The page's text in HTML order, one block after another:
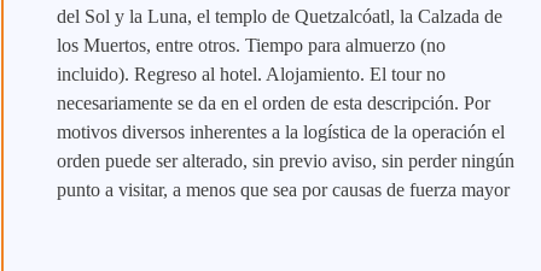
del Sol y la Luna, el templo de Quetzalcóatl, la Calzada de
los Muertos, entre otros. Tiempo para almuerzo (no
incluido). Regreso al hotel. Alojamiento. El tour no
necesariamente se da en el orden de esta descripción. Por
motivos diversos inherentes a la logística de la operación el
orden puede ser alterado, sin previo aviso, sin perder ningún
punto a visitar, a menos que sea por causas de fuerza mayor